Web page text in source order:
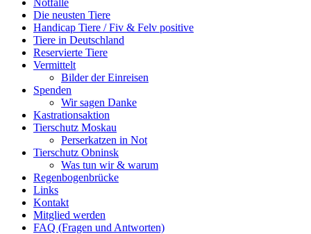
Die neusten Tiere
Handicap Tiere / Fiv & Felv positive
Tiere in Deutschland
Reservierte Tiere
Vermittelt
Bilder der Einreisen
Spenden
Wir sagen Danke
Kastrationsaktion
Tierschutz Moskau
Perserkatzen in Not
Tierschutz Obninsk
Was tun wir & warum
Regenbogenbrücke
Links
Kontakt
Mitglied werden
FAQ (Fragen und Antworten)